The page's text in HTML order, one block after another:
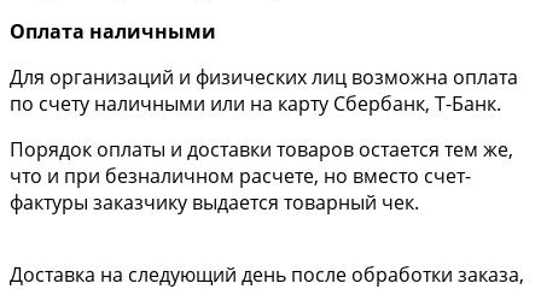
Оплата наличными
Для организаций и физических лиц возможна оплата
по счету наличными или на карту Сбербанк, Т-Банк.
Порядок оплаты и доставки товаров остается тем же,
что и при безналичном расчете, но вместо счет-
фактуры заказчику выдается товарный чек.
Доставка на следующий день после обработки заказа,